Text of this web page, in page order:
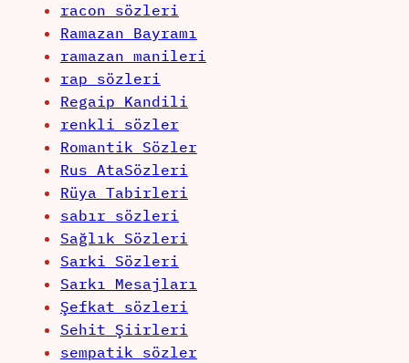
racon sözleri
Ramazan Bayramı
ramazan manileri
rap sözleri
Regaip Kandili
renkli sözler
Romantik Sözler
Rus AtaSözleri
Rüya Tabirleri
sabır sözleri
Sağlık Sözleri
Sarki Sözleri
Sarkı Mesajları
Şefkat sözleri
Sehit Şiirleri
sempatik sözler